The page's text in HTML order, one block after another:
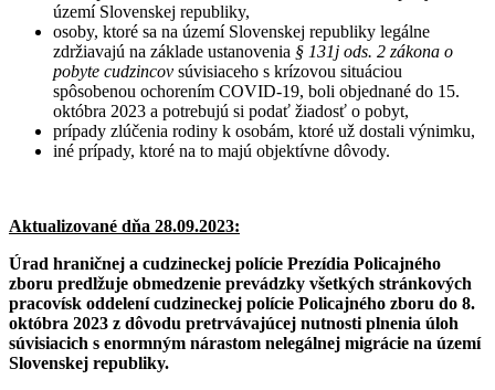
území Slovenskej republiky,
osoby, ktoré sa na území Slovenskej republiky legálne
zdržiavajú na základe ustanovenia § 131j ods. 2 zákona o
pobyte cudzincov súvisiaceho s krízovou situáciou
spôsobenou ochorením COVID-19, boli objednané do 15.
októbra 2023 a potrebujú si podať žiadosť o pobyt,
prípady zlúčenia rodiny k osobám, ktoré už dostali výnimku,
iné prípady, ktoré na to majú objektívne dôvody.
Aktualizované dňa 28.09.2023:
Úrad hraničnej a cudzineckej polície Prezídia Policajného
zboru predlžuje obmedzenie prevádzky všetkých stránkových
pracovísk oddelení cudzineckej polície Policajného zboru do 8.
októbra 2023 z dôvodu pretrvávajúcej nutnosti plnenia úloh
súvisiacich s enormným nárastom nelegálnej migrácie na území
Slovenskej republiky.